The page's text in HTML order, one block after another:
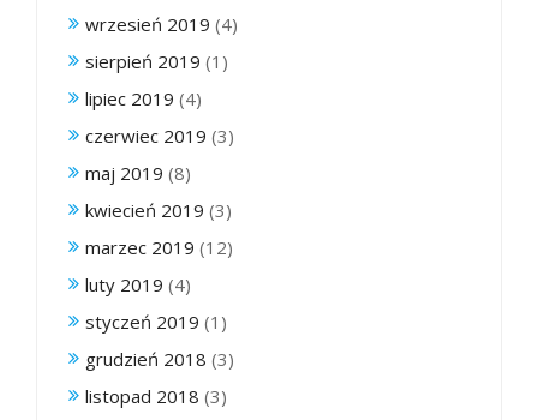
wrzesień 2019 (4)
sierpień 2019 (1)
lipiec 2019 (4)
czerwiec 2019 (3)
maj 2019 (8)
kwiecień 2019 (3)
marzec 2019 (12)
luty 2019 (4)
styczeń 2019 (1)
grudzień 2018 (3)
listopad 2018 (3)